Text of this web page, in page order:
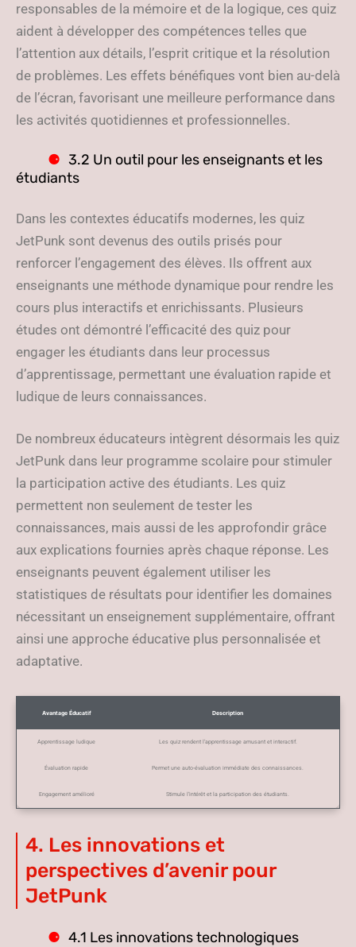
responsables de la mémoire et de la logique, ces quiz
aident à développer des compétences telles que
l’attention aux détails, l’esprit critique et la résolution
de problèmes. Les effets bénéfiques vont bien au-delà
de l’écran, favorisant une meilleure performance dans
les activités quotidiennes et professionnelles.
3.2 Un outil pour les enseignants et les
étudiants
Dans les contextes éducatifs modernes, les quiz
JetPunk sont devenus des outils prisés pour
renforcer l’engagement des élèves. Ils offrent aux
enseignants une méthode dynamique pour rendre les
cours plus interactifs et enrichissants. Plusieurs
études ont démontré l’efficacité des quiz pour
engager les étudiants dans leur processus
d’apprentissage, permettant une évaluation rapide et
ludique de leurs connaissances.
De nombreux éducateurs intègrent désormais les quiz
JetPunk dans leur programme scolaire pour stimuler
la participation active des étudiants. Les quiz
permettent non seulement de tester les
connaissances, mais aussi de les approfondir grâce
aux explications fournies après chaque réponse. Les
enseignants peuvent également utiliser les
statistiques de résultats pour identifier les domaines
nécessitant un enseignement supplémentaire, offrant
ainsi une approche éducative plus personnalisée et
adaptative.
Avantage Éducatif Description
Apprentissage ludique Les quiz rendent l’apprentissage amusant et interactif.
Évaluation rapide Permet une auto-évaluation immédiate des connaissances.
Engagement amélioré Stimule l’intérêt et la participation des étudiants.
4. Les innovations et
perspectives d’avenir pour
JetPunk
4.1 Les innovations technologiques